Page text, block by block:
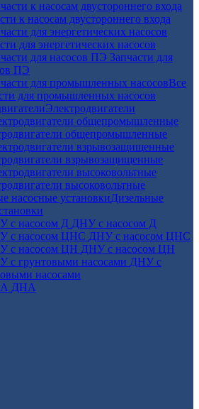
к насосам двустороннего входа
для энергетических насосов
Запчасти для
ПЭ
Все
для промышленных насосов
Электродвигатели
общепромышленные
взрывозащищенные
высоковольтные
Дизельные
ДНУ с насосом Д
ДНУ с насосом ЦНС
ДНУ с насосом ЦН
ДНУ с
насосами
ДНА